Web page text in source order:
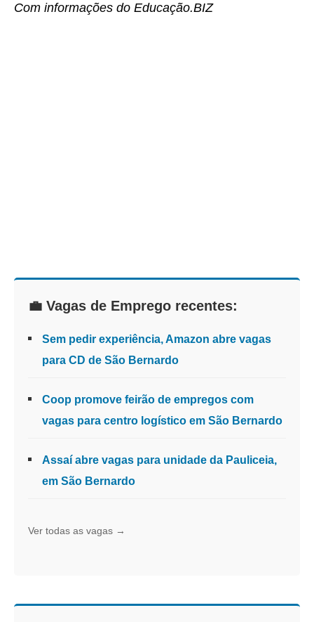
Com informações do Educação.BIZ
💼 Vagas de Emprego recentes:
Sem pedir experiência, Amazon abre vagas
para CD de São Bernardo
Coop promove feirão de empregos com
vagas para centro logístico em São Bernardo
Assaí abre vagas para unidade da Pauliceia,
em São Bernardo
Ver todas as vagas →